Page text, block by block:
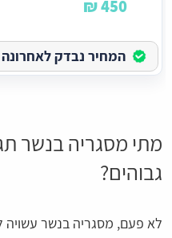
450 ₪
המחיר נבדק לאחרונה
מתי מסגריה בנשר
גבוהים?
לא פעם, מסגריה בנשר עשויה